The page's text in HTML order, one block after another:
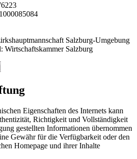
Salzburg-Umgebung
Wirtschaftskammer Salzburg
Eigenschaften des Internets kann
Richtigkeit und Vollständigkeit
gestellten Informationen übernommen
Gewähr für die Verfügbarkeit oder den
Homepage und ihrer Inhalte